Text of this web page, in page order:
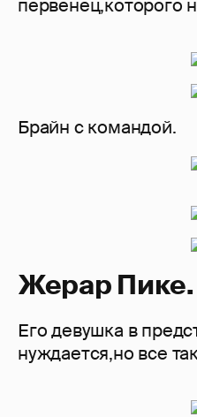
первенец,которого
Брайн с командой.
Жерар Пике.
Его девушка в
нуждается,но все